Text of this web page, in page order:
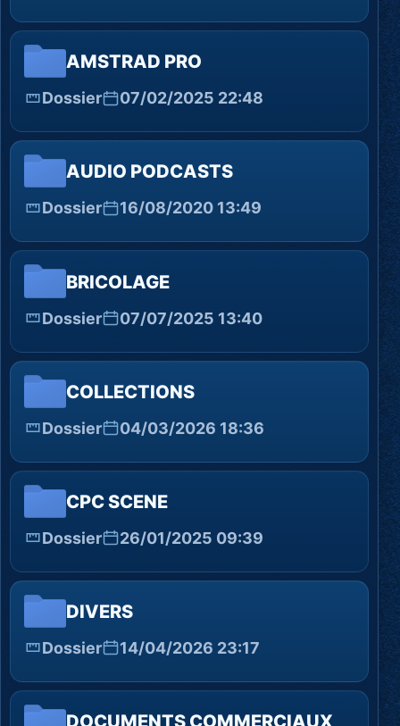
AMSTRAD PRO
Dossier 07/02/2025 22:48
AUDIO PODCASTS
Dossier 16/08/2020 13:49
BRICOLAGE
Dossier 07/07/2025 13:40
COLLECTIONS
Dossier 04/03/2026 18:36
CPC SCENE
Dossier 26/01/2025 09:39
DIVERS
Dossier 14/04/2026 23:17
DOCUMENTS COMMERCIAUX